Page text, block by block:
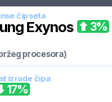
čipseta
Exynos
procesora)
3%
izrade čipa
17%